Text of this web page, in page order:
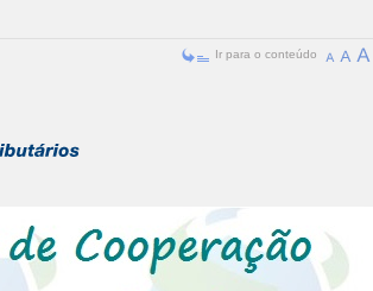
Ir para o conteúdo